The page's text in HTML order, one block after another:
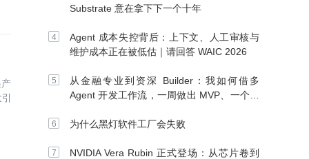
Substrate 意在拿下下一个十年
Agent 成本失控背后：上下文、人工审核与
维护成本正在被低估｜请回答 WAIC 2026
从金融专业到资深 Builder：我如何借多
Agent 开发工作流，一周做出 MVP、一个月
为什么黑灯软件工厂会失败
NVIDIA Vera Rubin 正式登场：从芯片卷到